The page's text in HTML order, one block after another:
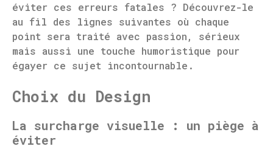
éviter ces erreurs fatales ? Découvrez-le
au fil des lignes suivantes où chaque
point sera traité avec passion, sérieux
mais aussi une touche humoristique pour
égayer ce sujet incontournable.
Choix du Design
La surcharge visuelle : un piège à
éviter